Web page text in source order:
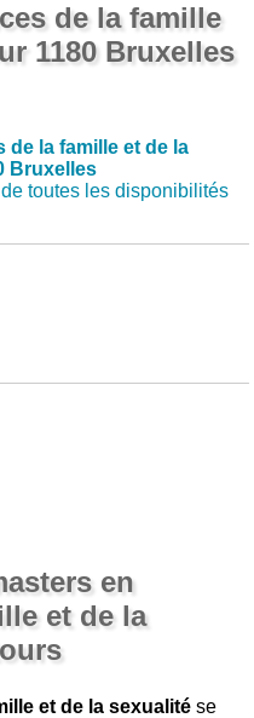
de la famille
1180 Bruxelles
de la famille et de la
Bruxelles
toutes les disponibilités
en
et de la
et de la sexualité se